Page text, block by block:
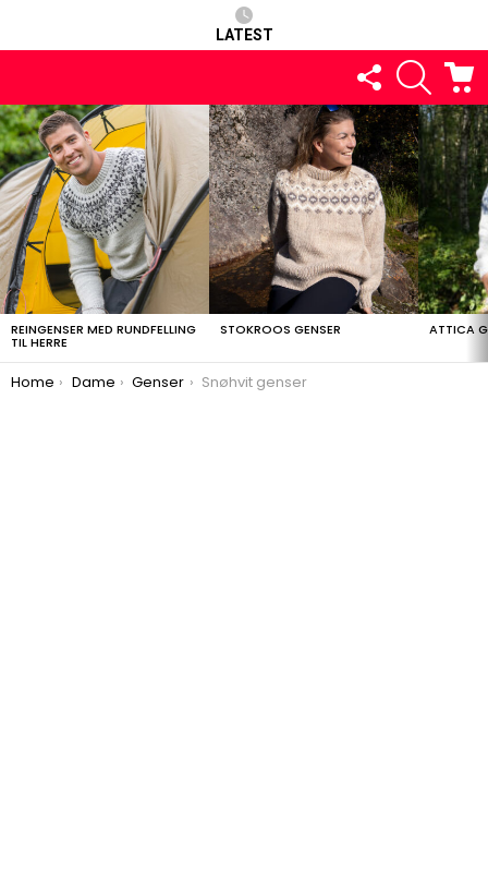
LATEST
FOLLOW
US
SEARCH
LATEST
STORIES
REINGENSER MED RUNDFELLING
TIL HERRE
STOKROOS GENSER ATTICA
You are here:
Home Dame Genser Snøhvit genser